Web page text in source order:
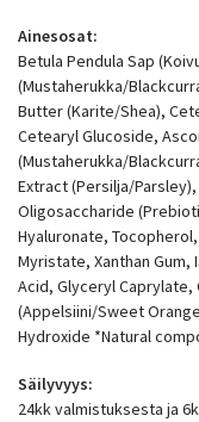
Ainesosat:
Betula Pendula Sap
(Mustaherukka/
Butter (Karite/Shea),
Cetearyl Glucoside,
(Mustaherukka/
Extract (Persilja/
Oligosaccharide
Hyaluronate,
Myristate, Xanthan
Acid, Glyceryl Caprylate,
(Appelsiini/Sweet
Hydroxide *Natural
Säilyvyys:
24kk valmistuksesta ja